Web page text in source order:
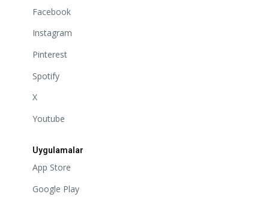
Facebook
Instagram
Pinterest
Spotify
X
Youtube
Uygulamalar
App Store
Google Play